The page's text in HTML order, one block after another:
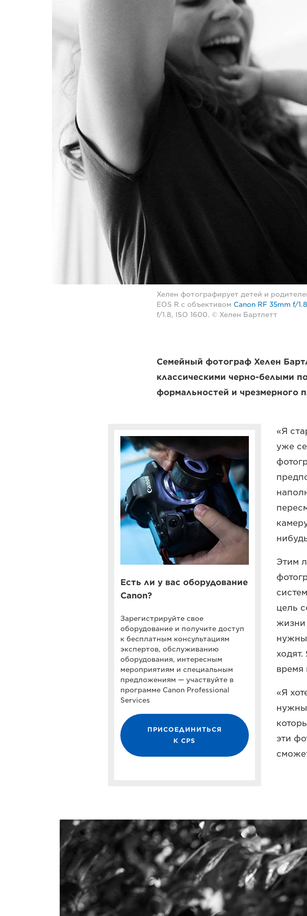
Хелен фотографирует детей и
EOS R с объективом Canon RF 35mm f/
f/1.8, ISO 1600. © Хелен Бартлетт
Семейный фотограф Хелен
классическими черно-белыми
формальностей и чрезмерного
Есть ли у вас оборудование
Canon?
Зарегистрируйте свое
оборудование и получите доступ
к бесплатным консультациям
экспертов, обслуживанию
оборудования, интересным
мероприятиям и специальным
предложениям — участвуйте в
программе Canon Professional
Services
ПРИСОЕДИНИТЬСЯ
К CPS
«Я
уже
Этим
цель
жизни
время
«Я
нужны
эти